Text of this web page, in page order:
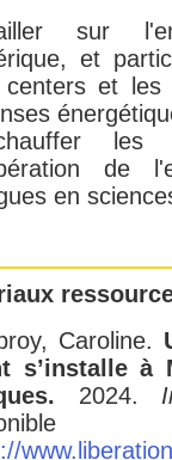
sur
et
et les
les
de
en
Caroline.
s’installe à
2024.